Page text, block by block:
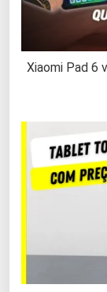
Xiaomi Pad 6